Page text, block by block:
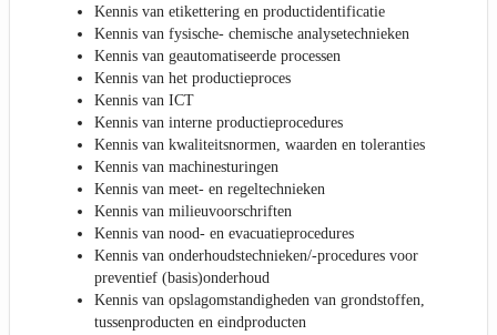
Kennis van etikettering en productidentificatie
Kennis van fysische- chemische analysetechnieken
Kennis van geautomatiseerde processen
Kennis van het productieproces
Kennis van ICT
Kennis van interne productieprocedures
Kennis van kwaliteitsnormen, waarden en toleranties
Kennis van machinesturingen
Kennis van meet- en regeltechnieken
Kennis van milieuvoorschriften
Kennis van nood- en evacuatieprocedures
Kennis van onderhoudstechnieken/-procedures voor
preventief (basis)onderhoud
Kennis van opslagomstandigheden van grondstoffen,
tussenproducten en eindproducten